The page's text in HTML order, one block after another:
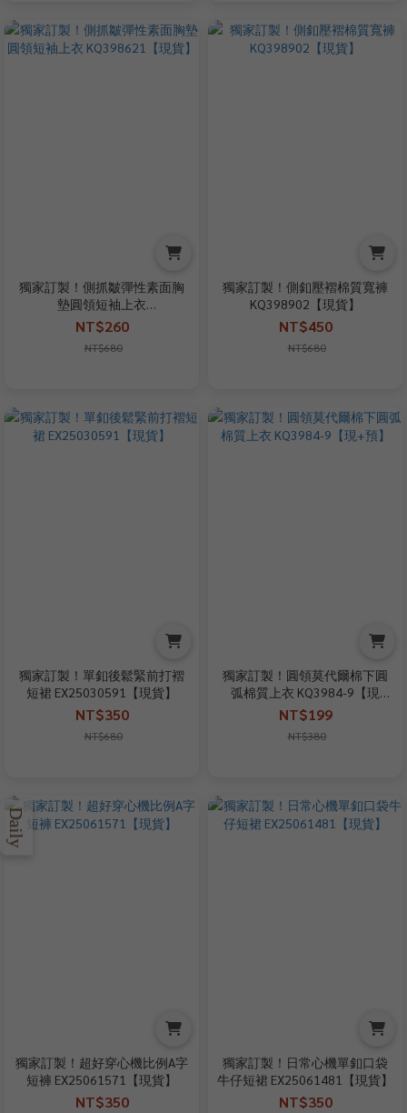
獨家訂製！側抓皺彈性素面胸
墊圓領短袖上衣
KQ398621【現貨】
NT$260
NT$680
獨家訂製！側釦壓褶棉質寬褲
KQ398902【現貨】
NT$450
NT$680
獨家訂製！單釦後鬆緊前打褶
短裙 EX25030591【現貨】
NT$350
NT$680
獨家訂製！圓領莫代爾棉下圓
弧棉質上衣 KQ3984-9【現
+預】
NT$199
NT$380
獨家訂製！超好穿心機比例A字
短褲 EX25061571【現貨】
NT$350
獨家訂製！日常心機單釦口袋
牛仔短裙 EX25061481【現貨】
NT$350
Daily